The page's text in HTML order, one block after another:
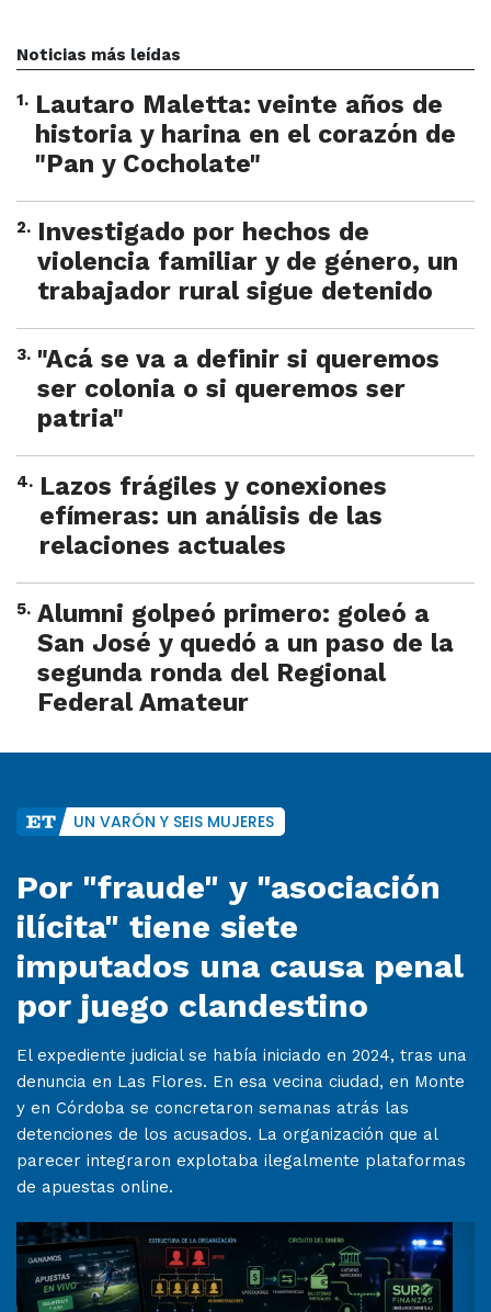
Noticias más leídas
1. Lautaro Maletta: veinte años de
historia y harina en el corazón de
"Pan y Cocholate"
2. Investigado por hechos de
violencia familiar y de género, un
trabajador rural sigue detenido
3. "Acá se va a definir si queremos
ser colonia o si queremos ser
patria"
4. Lazos frágiles y conexiones
efímeras: un análisis de las
relaciones actuales
5. Alumni golpeó primero: goleó a
San José y quedó a un paso de la
segunda ronda del Regional
Federal Amateur
UN VARÓN Y SEIS MUJERES
Por "fraude" y "asociación
ilícita" tiene siete
imputados una causa penal
por juego clandestino
El expediente judicial se había iniciado en 2024, tras una
denuncia en Las Flores. En esa vecina ciudad, en Monte
y en Córdoba se concretaron semanas atrás las
detenciones de los acusados. La organización que al
parecer integraron explotaba ilegalmente plataformas
de apuestas online.